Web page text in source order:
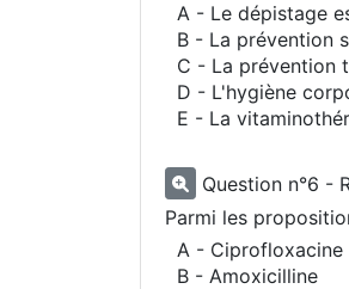
A - Le dépistage
B - La prévention
C - La prévention
D - L'hygiène
E - La
Question n°6 -
Parmi les
A - Ciprofloxacine
B - Amoxicilline